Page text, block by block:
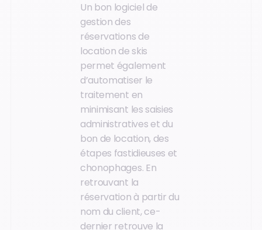
Un bon logiciel de
gestion des
réservations de
location de skis
permet également
d’automatiser le
traitement en
minimisant les saisies
administratives et du
bon de location, des
étapes fastidieuses et
chonophages. En
retrouvant la
réservation à partir du
nom du client, ce-
dernier retrouve la